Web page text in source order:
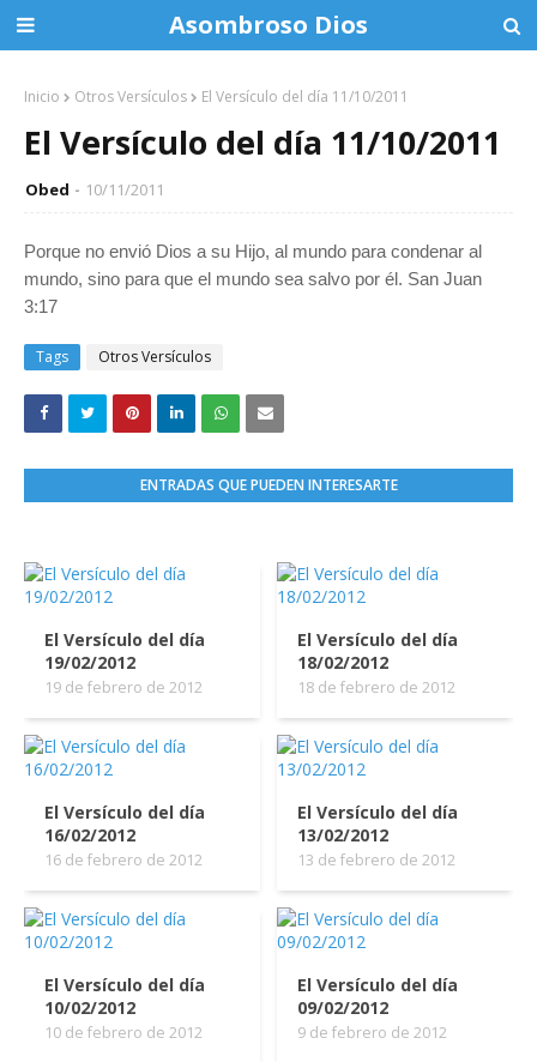
Asombroso Dios
Inicio Otros Versículos El Versículo del día 11/10/2011
El Versículo del día 11/10/2011
Obed 10/11/2011
Porque no envió Dios a su Hijo, al mundo para condenar al
mundo, sino para que el mundo sea salvo por él. San Juan
3:17
Tags Otros Versículos
ENTRADAS QUE PUEDEN INTERESARTE
El Versículo del día
19/02/2012
19 de febrero de 2012
El Versículo del día
18/02/2012
18 de febrero de 2012
El Versículo del día
16/02/2012
16 de febrero de 2012
El Versículo del día
13/02/2012
13 de febrero de 2012
El Versículo del día
10/02/2012
10 de febrero de 2012
El Versículo del día
09/02/2012
9 de febrero de 2012